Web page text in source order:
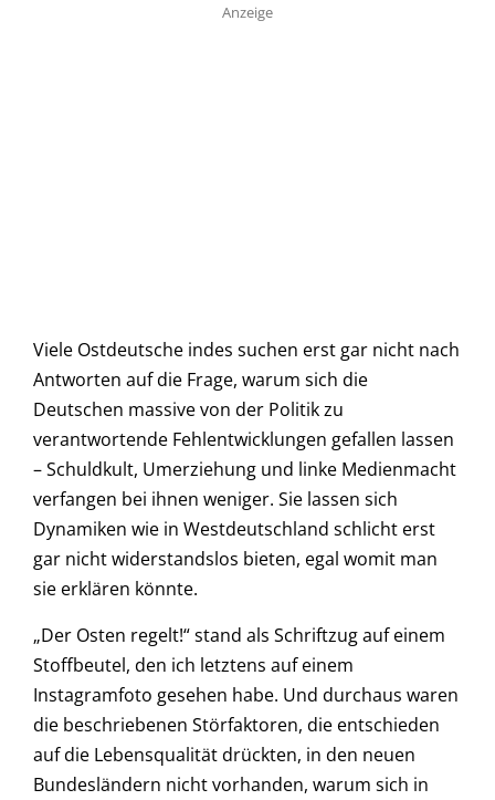
Anzeige
Viele Ostdeutsche indes suchen erst gar nicht nach
Antworten auf die Frage, warum sich die
Deutschen massive von der Politik zu
verantwortende Fehlentwicklungen gefallen lassen
– Schuldkult, Umerziehung und linke Medienmacht
verfangen bei ihnen weniger. Sie lassen sich
Dynamiken wie in Westdeutschland schlicht erst
gar nicht widerstandslos bieten, egal womit man
sie erklären könnte.
„Der Osten regelt!“ stand als Schriftzug auf einem
Stoffbeutel, den ich letztens auf einem
Instagramfoto gesehen habe. Und durchaus waren
die beschriebenen Störfaktoren, die entschieden
auf die Lebensqualität drückten, in den neuen
Bundesländern nicht vorhanden, warum sich in